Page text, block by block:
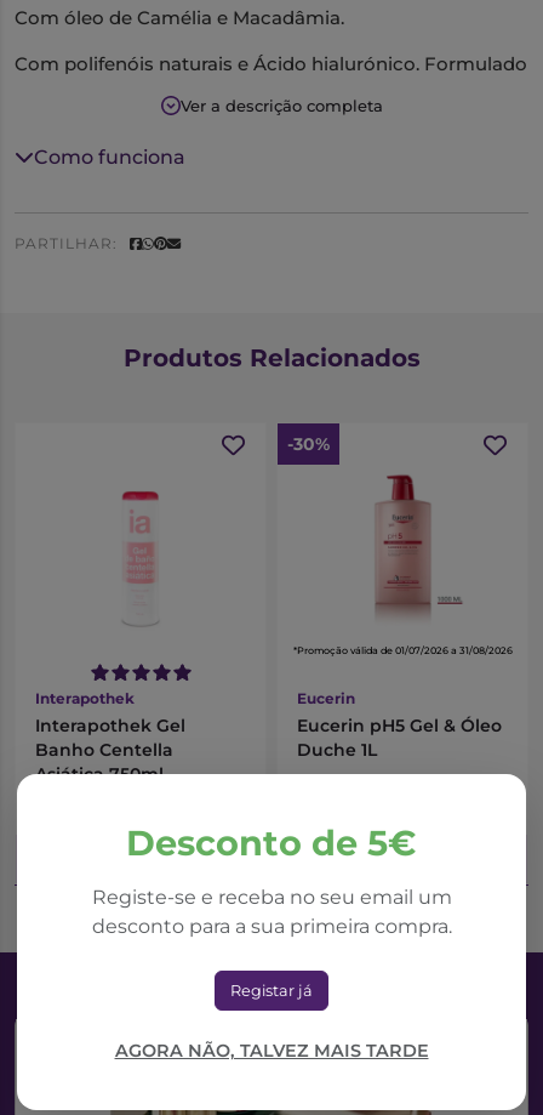
Com óleo de Camélia e Macadâmia.
Com polifenóis naturais e Ácido hialurónico. Formulado
com ingredientes naturais, que limpam de forma eficaz
e segura, não só respeitando o equilíbrio da camada
lipídica, assim como nutre e potencia devido ao seu
elevado teor em polifenóis naturais.
Ver a descrição completa
Como funciona
PARTILHAR:
Desconto de 5€
Registe-se e receba no seu email um
desconto para a sua primeira compra.
Registar já
AGORA NÃO, TALVEZ MAIS TARDE
Produtos Relacionados
Interapothek
Interapothek Gel
Banho Centella
Asiática 750ml
Adicionar ao Carrinho
-30%
*Promoção válida de 01/07/2026 a 31/08/2026
Eucerin
Eucerin pH5 Gel & Óleo
Duche 1L
Adicionar ao Carrinho